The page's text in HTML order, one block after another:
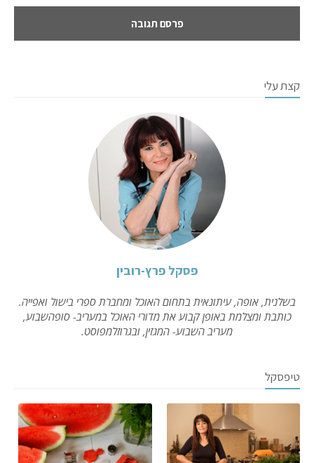
קצת עלי
פסקל פרץ-רובין
בשלנית, אופה, עיתונאית בתחום האוכל ומחברת ספרי בישול ואפייה.
כותבת ומצלמת באופן קבוע את מדורי האוכל במעריב- סופהשבוע,
מעריב השבוע- המגזין, ובגרוזלמפוסט.
טיפסקל